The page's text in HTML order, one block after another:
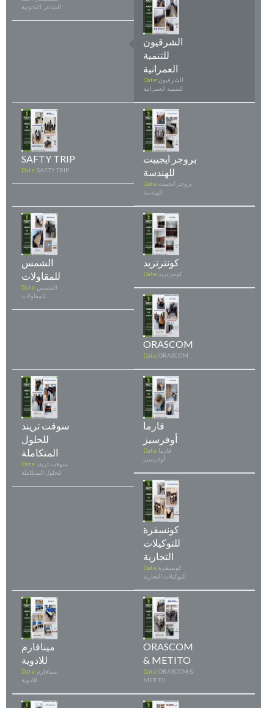
الشاعر القانونية
الشرقيون
للتنمية
العمرانية
Date:الشرقيون
للتنمية العمرانية
SAFTY TRIP
Date:SAFTY TRIP
بروجر ايجيبت
للهندسة
Date:بروجر ايجيبت
للهندسة
الشمس
للمقاولات
Date:الشمس
للمقاولات
كونترتريد
Date: كونترتريد
ORASCOM
Date:ORASCOM
سوفت تريند
للحلول
المتكاملة
Date: سوفت تريند
للحلول المتكاملة
فارما
أوفرسيز
Date:فارما
أوفرسيز
كونسقرة
للتوكيلات
التجارية
Date:كونسقرة
للتوكيلات التجارية
مينافارم
للادوية
Date: مينافارم
للادوية
ORASCOM
& METITO
Date:ORASCOM &
METITO